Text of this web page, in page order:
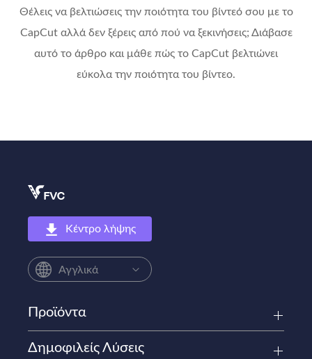
Θέλεις να βελτιώσεις την ποιότητα του βίντεό σου με το
CapCut αλλά δεν ξέρεις από πού να ξεκινήσεις; Διάβασε
αυτό το άρθρο και μάθε πώς το CapCut βελτιώνει
εύκολα την ποιότητα του βίντεο.
Κέντρο λήψης
Αγγλικά
Προϊόντα
Δημοφιλείς Λύσεις